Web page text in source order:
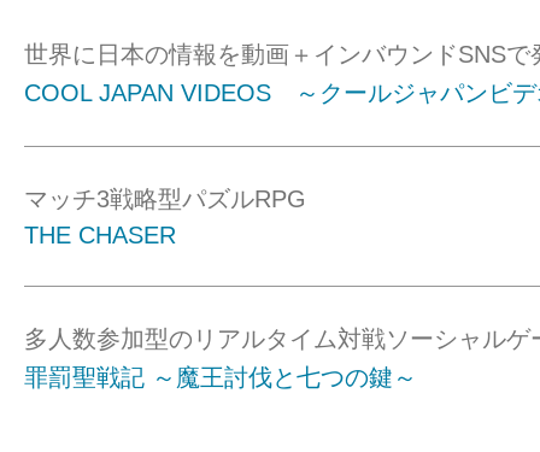
世界に日本の情報を動画＋インバウンドSNSで
COOL JAPAN VIDEOS ～クールジャパンビ
マッチ3戦略型パズルRPG
THE CHASER
多人数参加型のリアルタイム対戦ソーシャルゲ
罪罰聖戦記 ～魔王討伐と七つの鍵～